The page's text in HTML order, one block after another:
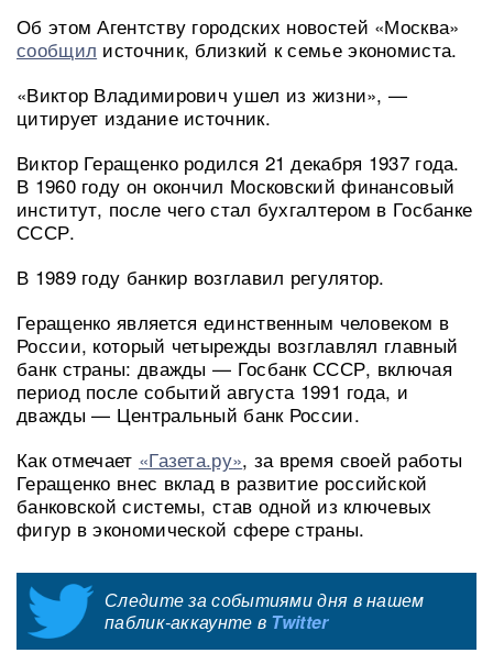
Об этом Агентству городских новостей «Москва»
сообщил источник, близкий к семье экономиста.
«Виктор Владимирович ушел из жизни», —
цитирует издание источник.
Виктор Геращенко родился 21 декабря 1937 года.
В 1960 году он окончил Московский финансовый
институт, после чего стал бухгалтером в Госбанке
СССР.
В 1989 году банкир возглавил регулятор.
Геращенко является единственным человеком в
России, который четырежды возглавлял главный
банк страны: дважды — Госбанк СССР, включая
период после событий августа 1991 года, и
дважды — Центральный банк России.
Как отмечает «Газета.ру», за время своей работы
Геращенко внес вклад в развитие российской
банковской системы, став одной из ключевых
фигур в экономической сфере страны.
Следите за событиями дня в нашем
паблик-аккаунте в Twitter